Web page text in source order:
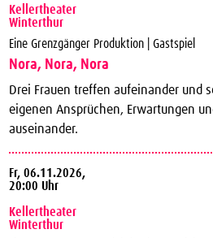
Kellertheater
Winterthur
Eine Grenzgänger Produktion | Gastspiel
Nora, Nora, Nora
Drei Frauen treffen aufeinander und
eigenen Ansprüchen, Erwartungen
auseinander.
Fr,06.11.2026,
20:00 Uhr
Kellertheater
Winterthur